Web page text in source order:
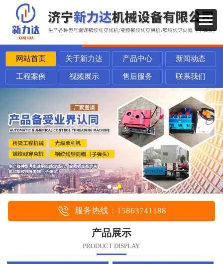
网站首页 关于新力达 产品中心 新闻动态
工程案例 视频展示 售后服务 联系我们
服务热线：15863741188
产品展示
PRODUCT DISPLAY